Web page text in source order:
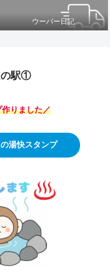
ウーバー日記
の駅①
りました／
湯快スタンプ